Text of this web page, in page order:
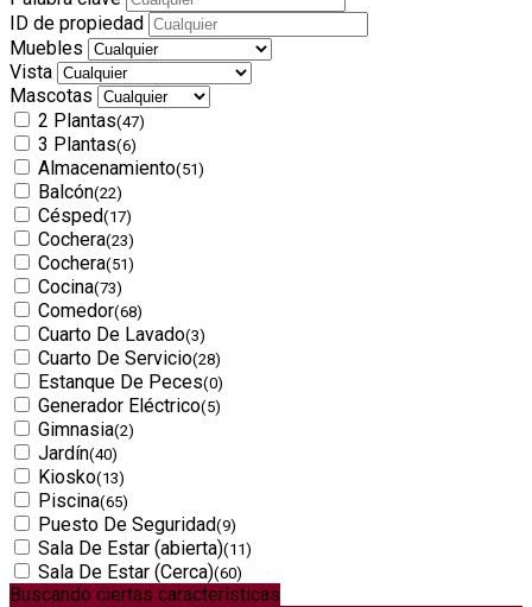
ID de propiedad
Muebles
Vista
Mascotas
2 Plantas(47)
3 Plantas(6)
Almacenamiento(51)
Balcón(22)
Césped(17)
Cochera(23)
Cochera(51)
Cocina(73)
Comedor(68)
Cuarto De Lavado(3)
Cuarto De Servicio(28)
Estanque De Peces(0)
Generador Eléctrico(5)
Gimnasia(2)
Jardín(40)
Kiosko(13)
Piscina(65)
Puesto De Seguridad(9)
Sala De Estar (abierta)(11)
Sala De Estar (Cerca)(60)
Buscando ciertas características